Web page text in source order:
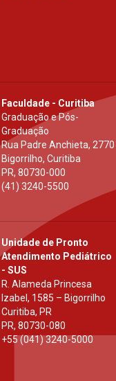
Faculdade - Curitiba
Graduação e Pós-
Graduação
Rua Padre Anchieta, 2770
Bigorrilho, Curitiba
PR, 80730-000
(41) 3240-5500
Unidade de Pronto
Atendimento Pediátrico
- SUS
R. Alameda Princesa
Izabel, 1585 – Bigorrilho
Curitiba, PR
PR, 80730-080
+55 (041) 3240-5000